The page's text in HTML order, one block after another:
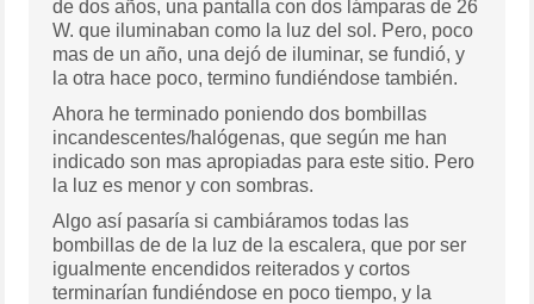
de dos años, una pantalla con dos lámparas de 26
W. que iluminaban como la luz del sol. Pero, poco
mas de un año, una dejó de iluminar, se fundió, y
la otra hace poco, termino fundiéndose también.
Ahora he terminado poniendo dos bombillas
incandescentes/halógenas, que según me han
indicado son mas apropiadas para este sitio. Pero
la luz es menor y con sombras.
Algo así pasaría si cambiáramos todas las
bombillas de de la luz de la escalera, que por ser
igualmente encendidos reiterados y cortos
terminarían fundiéndose en poco tiempo, y la